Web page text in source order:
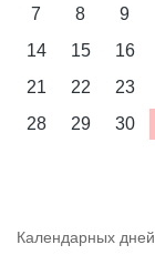
7
8 9
14
15 16
21
22 23
28
29 30
Календарных дней